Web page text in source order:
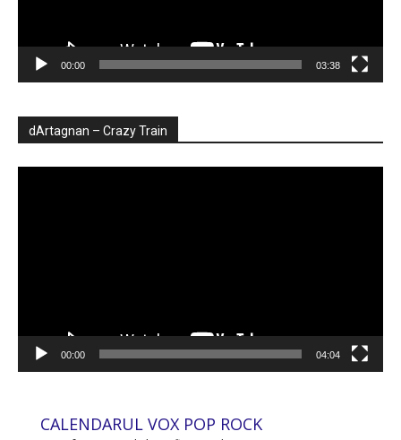
00:00 03:38
dArtagnan – Crazy Train
00:00 04:04
CALENDARUL VOX POP ROCK